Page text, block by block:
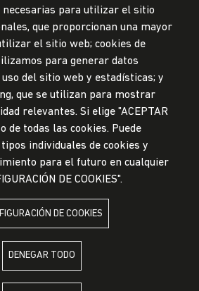
personales
2024
reservados
ES MIEMBRO DE
necesarias para utilizar el sitio
que proporcionan una mayor
el sitio web; cookies de
para generar datos
del sitio web y estadísticas; y
que se utilizan para mostrar
relevantes. Si elige "ACEPTAR
de todas las cookies. Puede
individuales de cookies y
para el futuro en cualquier
DE COOKIES".
DE COOKIES
DENEGAR TODO